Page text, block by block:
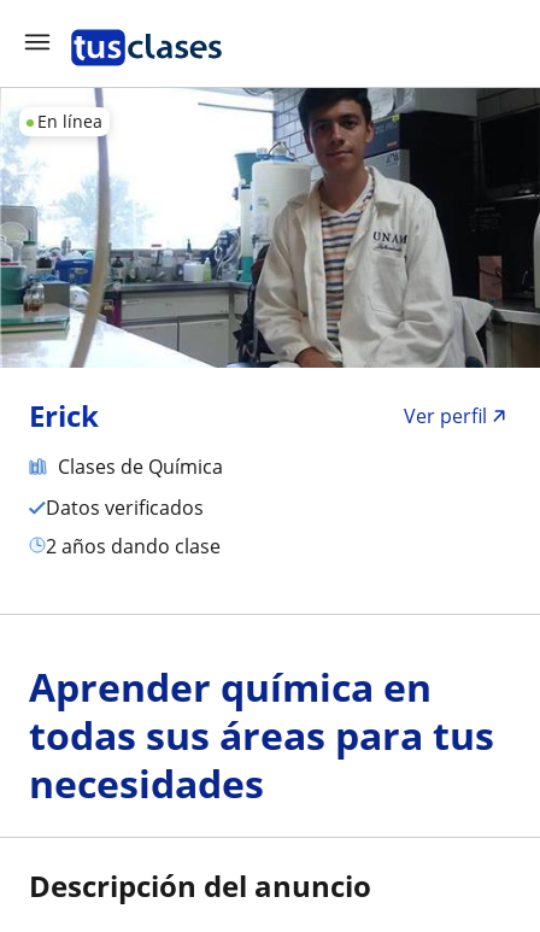
En línea
Erick
Ver perfil
Clases de Química
Datos verificados
2 años dando clase
Aprender química en
todas sus áreas para tus
necesidades
Descripción del anuncio